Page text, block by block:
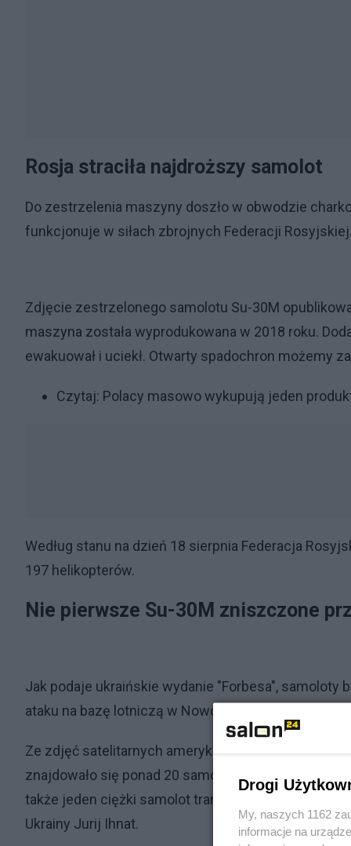
Rosja straciła najdroższy samolot
Do zestrzelenia maszyny doszło w obwodzie
funkcjonuje w siłach zbrojnych Federacji
Zdjęcie zestrzelonego samolotu Su-30M
maszyna została wyprodukowana w 2018 roku.
ewakuował i uciekł. Otwarty spadochron możemy
Czytaj: Polacy masowo wykupują jeden
Według stanu na dzień 18 sierpnia Federacja
197 helikopterów.
Nie pierwsze Su-30M zniszczone
Jak podaje ukraińskie wydanie "Forbesa",
ataku na bazę lotniczą w Nowofedoriwce na
Ze zdjęć satelitarnych amerykańskiej firmy Planet
znajdowało się ponad 20 samolotów. Były to
także jeden ciężki samolot transportowy Ił-76 i
Ukrainy Jurij Ihnat.
Drogi
My, naszych 1162
informacje na